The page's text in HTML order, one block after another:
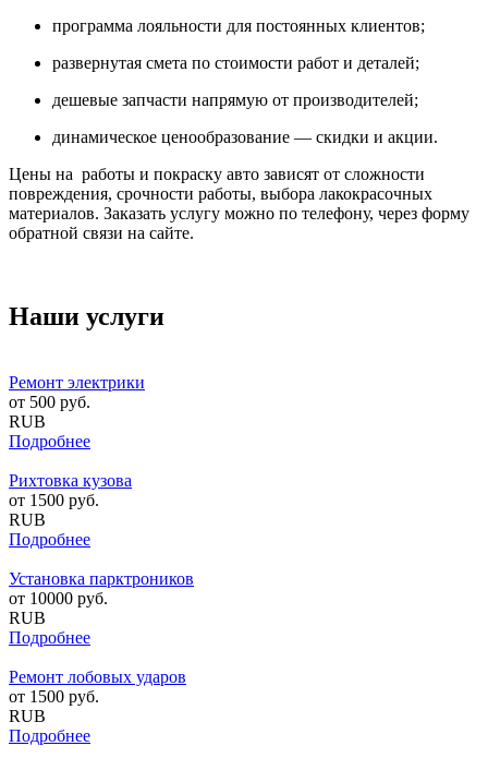
программа лояльности для постоянных клиентов;
развернутая смета по стоимости работ и деталей;
дешевые запчасти напрямую от производителей;
динамическое ценообразование — скидки и акции.
Цены на работы и покраску авто зависят от сложности
повреждения, срочности работы, выбора лакокрасочных
материалов. Заказать услугу можно по телефону, через форму
обратной связи на сайте.
Наши услуги
Ремонт электрики
от 500 руб.
RUB
Подробнее
Рихтовка кузова
от 1500 руб.
RUB
Подробнее
Установка парктроников
от 10000 руб.
RUB
Подробнее
Ремонт лобовых ударов
от 1500 руб.
RUB
Подробнее